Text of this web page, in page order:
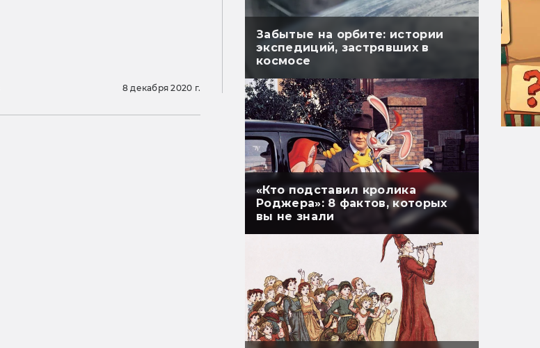
8 декабря 2020 г.
Забытые на орбите: истории
экспедиций, застрявших в
космосе
«Кто подставил кролика
Роджера»: 8 фактов, которых
вы не знали